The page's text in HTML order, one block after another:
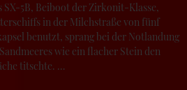
SX-5B, Beiboot der Zirkonit-Klasse,
in der Milchstraße von fünf
benutzt, sprang bei der Notlandung
wie ein flacher Stein den
titschte. …